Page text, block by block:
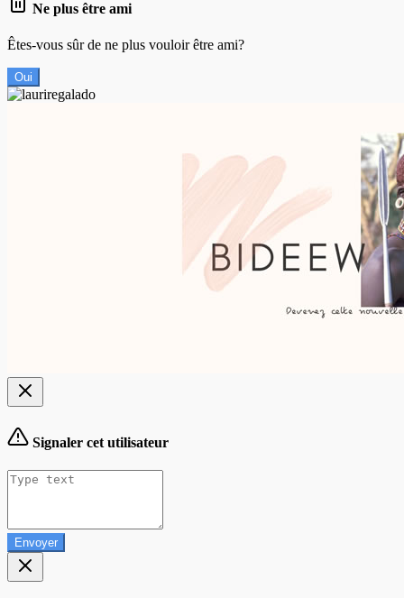
Ne plus être ami
Êtes-vous sûr de ne plus vouloir être ami?
Oui
Signaler cet utilisateur
Envoyer